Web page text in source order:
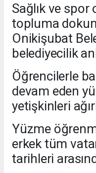
Sağlık ve spor
topluma
Onikişubat
belediyecilik
Öğrencilerle
devam eden
yetişkinleri
Yüzme
erkek tüm
tarihleri